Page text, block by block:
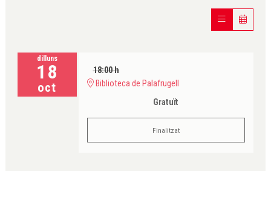
dilluns
18
oct
18:00 h
Biblioteca de Palafrugell
Gratuït
Finalitzat